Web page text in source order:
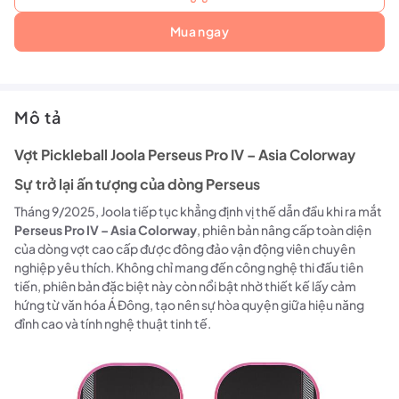
Mua ngay
Mô tả
Vợt Pickleball Joola Perseus Pro IV – Asia Colorway
Sự trở lại ấn tượng của dòng Perseus
Tháng 9/2025, Joola tiếp tục khẳng định vị thế dẫn đầu khi ra mắt
Perseus Pro IV – Asia Colorway, phiên bản nâng cấp toàn diện
của dòng vợt cao cấp được đông đảo vận động viên chuyên
nghiệp yêu thích. Không chỉ mang đến công nghệ thi đấu tiên
tiến, phiên bản đặc biệt này còn nổi bật nhờ thiết kế lấy cảm
hứng từ văn hóa Á Đông, tạo nên sự hòa quyện giữa hiệu năng
đỉnh cao và tính nghệ thuật tinh tế.